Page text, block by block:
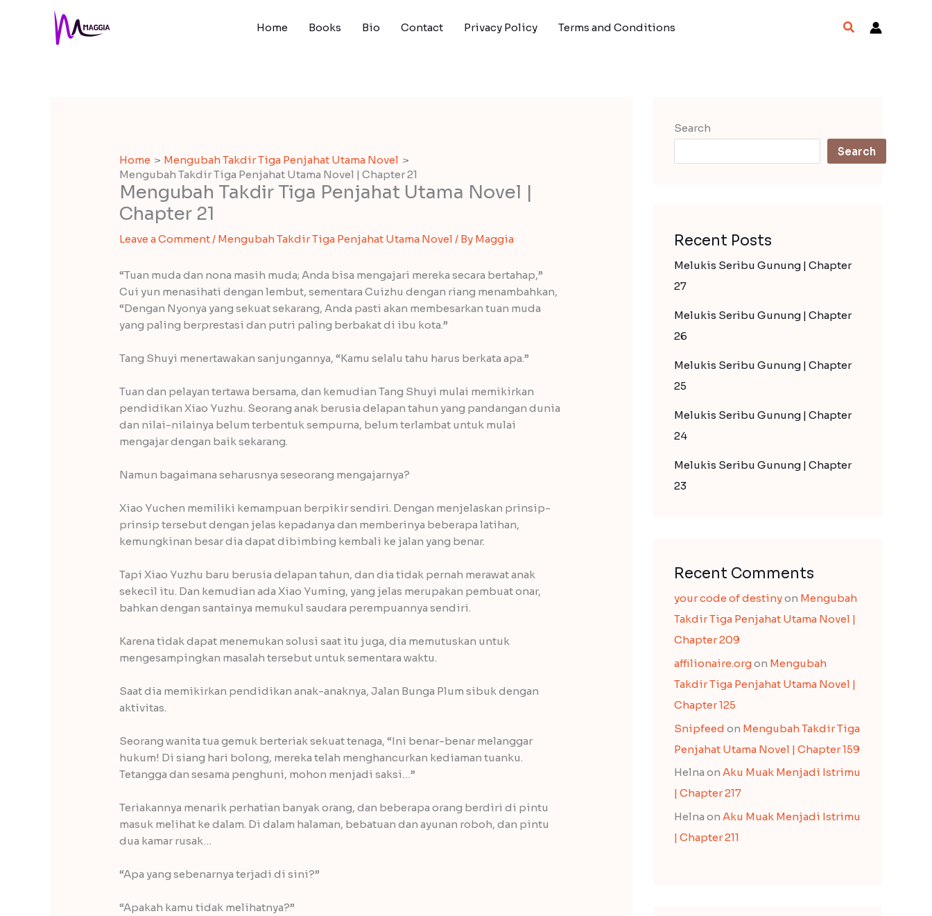
Home Books Bio Contact Privacy Policy Terms and Conditions Search
Home
Mengubah Takdir Tiga Penjahat Utama Novel
Mengubah Takdir Tiga Penjahat Utama Novel | Chapter 21
Mengubah Takdir Tiga Penjahat Utama Novel |
Chapter 21
Leave a Comment/ Mengubah Takdir Tiga Penjahat Utama Novel / By Maggia
“Tuan muda dan nona masih muda; Anda bisa mengajari mereka secara bertahap,”
Cui yun menasihati dengan lembut, sementara Cuizhu dengan riang menambahkan,
“Dengan Nyonya yang sekuat sekarang, Anda pasti akan membesarkan tuan muda
yang paling berprestasi dan putri paling berbakat di ibu kota.”
Tang Shuyi menertawakan sanjungannya, “Kamu selalu tahu harus berkata apa.”
Tuan dan pelayan tertawa bersama, dan kemudian Tang Shuyi mulai memikirkan
pendidikan Xiao Yuzhu. Seorang anak berusia delapan tahun yang pandangan dunia
dan nilai-nilainya belum terbentuk sempurna, belum terlambat untuk mulai
mengajar dengan baik sekarang.
Namun bagaimana seharusnya seseorang mengajarnya?
Xiao Yuchen memiliki kemampuan berpikir sendiri. Dengan menjelaskan prinsip-
prinsip tersebut dengan jelas kepadanya dan memberinya beberapa latihan,
kemungkinan besar dia dapat dibimbing kembali ke jalan yang benar.
Tapi Xiao Yuzhu baru berusia delapan tahun, dan dia tidak pernah merawat anak
sekecil itu. Dan kemudian ada Xiao Yuming, yang jelas merupakan pembuat onar,
bahkan dengan santainya memukul saudara perempuannya sendiri.
Karena tidak dapat menemukan solusi saat itu juga, dia memutuskan untuk
mengesampingkan masalah tersebut untuk sementara waktu.
Saat dia memikirkan pendidikan anak-anaknya, Jalan Bunga Plum sibuk dengan
aktivitas.
Seorang wanita tua gemuk berteriak sekuat tenaga, “Ini benar-benar melanggar
hukum! Di siang hari bolong, mereka telah menghancurkan kediaman tuanku.
Tetangga dan sesama penghuni, mohon menjadi saksi…”
Teriakannya menarik perhatian banyak orang, dan beberapa orang berdiri di pintu
masuk melihat ke dalam. Di dalam halaman, bebatuan dan ayunan roboh, dan pintu
dua kamar rusak…
“Apa yang sebenarnya terjadi di sini?”
“Apakah kamu tidak melihatnya?”
Search
Search
Recent Posts
Melukis Seribu Gunung | Chapter
27
Melukis Seribu Gunung | Chapter
26
Melukis Seribu Gunung | Chapter
25
Melukis Seribu Gunung | Chapter
24
Melukis Seribu Gunung | Chapter
23
Recent Comments
your code of destinyon Mengubah
Takdir Tiga Penjahat Utama Novel |
Chapter 209
affilionaire.orgon Mengubah
Takdir Tiga Penjahat Utama Novel |
Chapter 125
Snipfeed on Mengubah Takdir Tiga
Penjahat Utama Novel | Chapter 159
Helna on Aku Muak Menjadi Istrimu
| Chapter 217
Helna on Aku Muak Menjadi Istrimu
| Chapter 211